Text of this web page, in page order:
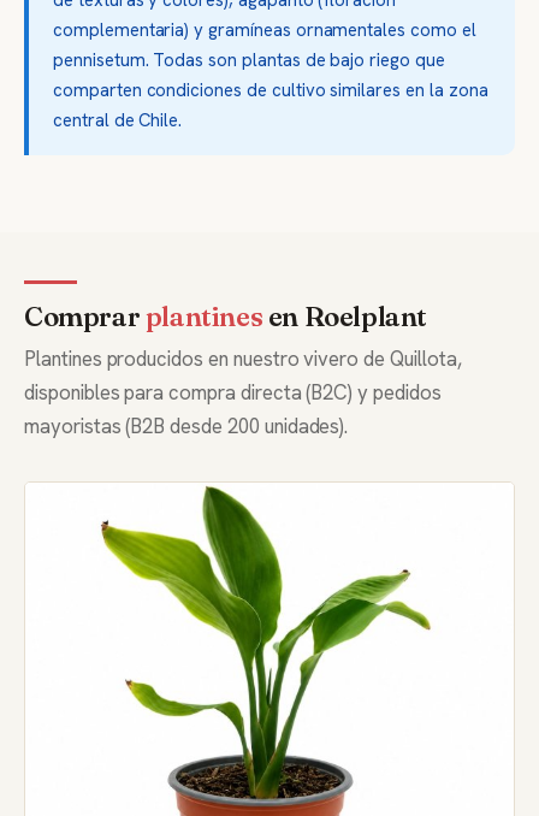
complementaria) y gramíneas ornamentales como el
pennisetum. Todas son plantas de bajo riego que
comparten condiciones de cultivo similares en la zona
central de Chile.
Comprarplantines en Roelplant
Plantines producidos en nuestro vivero de Quillota,
disponibles para compra directa (B2C) y pedidos
mayoristas (B2B desde 200 unidades).